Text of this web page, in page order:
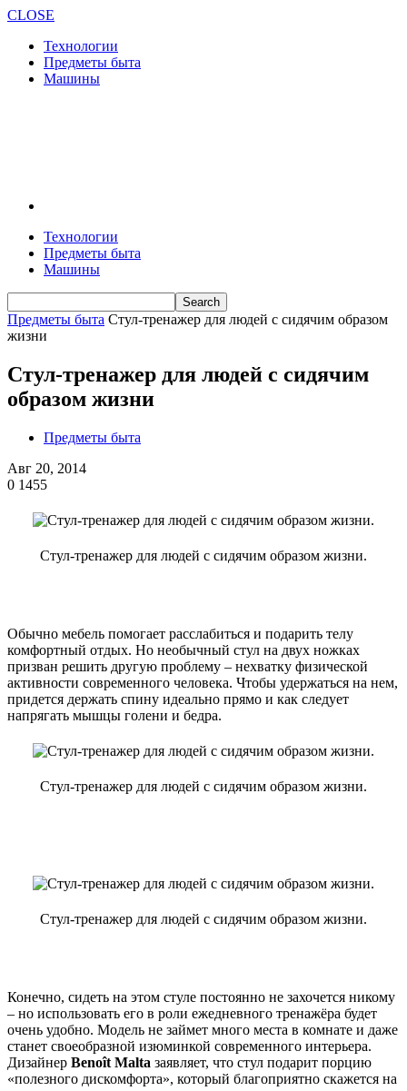
CLOSE
Технологии
Предметы быта
Машины
Технологии
Предметы быта
Машины
Предметы быта Стул-тренажер для людей с сидячим образом
жизни
Стул-тренажер для людей с сидячим
образом жизни
Предметы быта
Авг 20, 2014
0 1455
Стул-тренажер для людей с сидячим образом жизни.
Обычно мебель помогает расслабиться и подарить телу
комфортный отдых. Но необычный стул на двух ножках
призван решить другую проблему – нехватку физической
активности современного человека. Чтобы удержаться на нем,
придется держать спину идеально прямо и как следует
напрягать мышцы голени и бедра.
Стул-тренажер для людей с сидячим образом жизни.
Стул-тренажер для людей с сидячим образом жизни.
Конечно, сидеть на этом стуле постоянно не захочется никому
– но использовать его в роли ежедневного тренажёра будет
очень удобно. Модель не займет много места в комнате и даже
станет своеобразной изюминкой современного интерьера.
Дизайнер Benoît Malta заявляет, что стул подарит порцию
«полезного дискомфорта», который благоприятно скажется на